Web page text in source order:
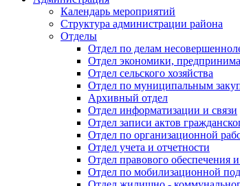
Календарь мероприятий
Структура администрации района
Отделы
Отдел по делам
Отдел экономики,
Отдел сельского хозяйства
Отдел по муниципальным
Архивный отдел
Отдел информатизации и связи
Отдел записи актов
Отдел по организационной
Отдел учета и отчетности
Отдел правового обеспечения
Отдел по мобилизационной